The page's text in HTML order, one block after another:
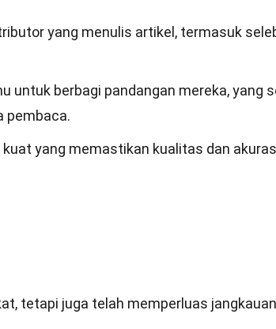
yang menulis artikel, termasuk
untuk berbagi pandangan mereka, yang
pembaca.
yang memastikan kualitas dan
tetapi juga telah memperluas